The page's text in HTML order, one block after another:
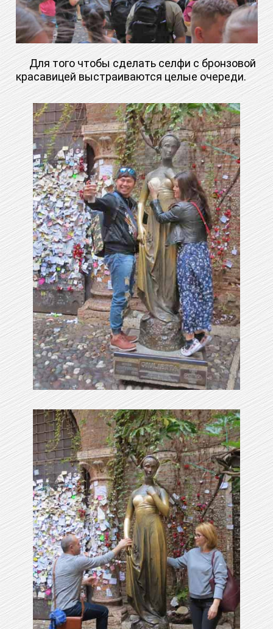
Для того чтобы сделать селфи с бронзовой
красавицей выстраиваются целые очереди.